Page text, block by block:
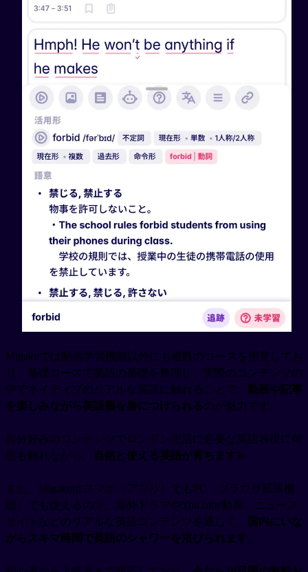
Migakuでは動画学習機能以外にも複数のコースを用意してお
り、基礎コースで英語の基礎を整理し、実際のコンテンツの
中でネイティブのリアルな英語に触れることで、 動画や記事
を楽しみながら英語脳を身につけられるのが魅力です。
自分好みのコンテンツでロンドン生活に必要な英語表現に何
度も触れながら、
自然と使える英語が育ちます💫
また、Migakuはスマホ（アプリ）でもPC（ブラウザ拡張機
能）でも使えるので、海外ドラマやYouTube動画、ニュース
サイトなどのリアルな英語コンテンツを通して、
国内にいな
がらスキマ時間で英語のシャワーを浴びられます。